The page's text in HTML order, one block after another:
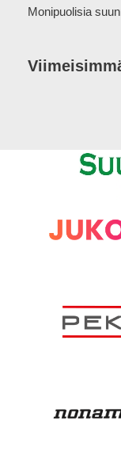
Monipuolisia